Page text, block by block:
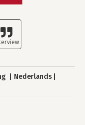
Nederlands